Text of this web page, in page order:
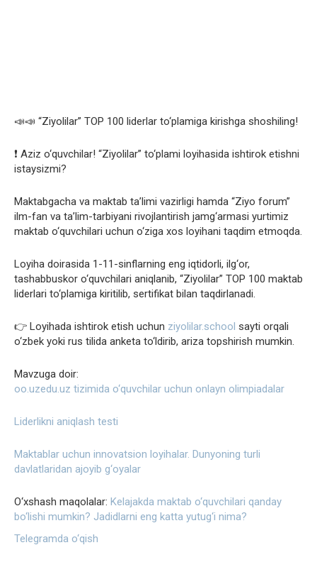
📣📣 “Ziyolilar” TOP 100 liderlar to‘plamiga kirishga shoshiling!
❗️ Aziz o‘quvchilar! “Ziyolilar” to‘plami loyihasida ishtirok etishni
istaysizmi?
Maktabgacha va maktab taʼlimi vazirligi hamda “Ziyo forum”
ilm-fan va taʼlim-tarbiyani rivojlantirish jamg‘armasi yurtimiz
maktab o‘quvchilari uchun o‘ziga xos loyihani taqdim etmoqda.
Loyiha doirasida 1-11-sinflarning eng iqtidorli, ilg‘or,
tashabbuskor o‘quvchilari aniqlanib, “Ziyolilar” TOP 100 maktab
liderlari to‘plamiga kiritilib, sertifikat bilan taqdirlanadi.
👉 Loyihada ishtirok etish uchun ziyolilar.school sayti orqali
o‘zbek yoki rus tilida anketa to‘ldirib, ariza topshirish mumkin.
Mavzuga doir:
oo.uzedu.uz tizimida o‘quvchilar uchun onlayn olimpiadalar
Liderlikni aniqlash testi
Maktablar uchun innovatsion loyihalar. Dunyoning turli
davlatlaridan ajoyib g‘oyalar
O‘xshash maqolalar: Kelajakda maktab o‘quvchilari qanday
bo‘lishi mumkin? Jadidlarni eng katta yutug‘i nima?
Telegramda o‘qish